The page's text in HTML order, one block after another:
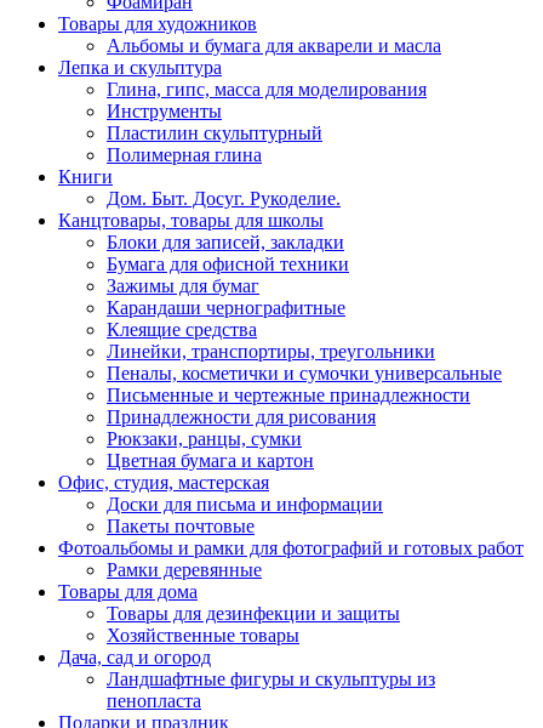
Товары для художников
Альбомы и бумага для акварели и масла
Лепка и скульптура
Глина, гипс, масса для моделирования
Инструменты
Пластилин скульптурный
Полимерная глина
Книги
Дом. Быт. Досуг. Рукоделие.
Канцтовары, товары для школы
Блоки для записей, закладки
Бумага для офисной техники
Зажимы для бумаг
Карандаши чернографитные
Клеящие средства
Линейки, транспортиры, треугольники
Пеналы, косметички и сумочки универсальные
Письменные и чертежные принадлежности
Принадлежности для рисования
Рюкзаки, ранцы, сумки
Цветная бумага и картон
Офис, студия, мастерская
Доски для письма и информации
Пакеты почтовые
Фотоальбомы и рамки для фотографий и готовых работ
Рамки деревянные
Товары для дома
Товары для дезинфекции и защиты
Хозяйственные товары
Дача, сад и огород
Ландшафтные фигуры и скульптуры из
пенопласта
Подарки и праздник